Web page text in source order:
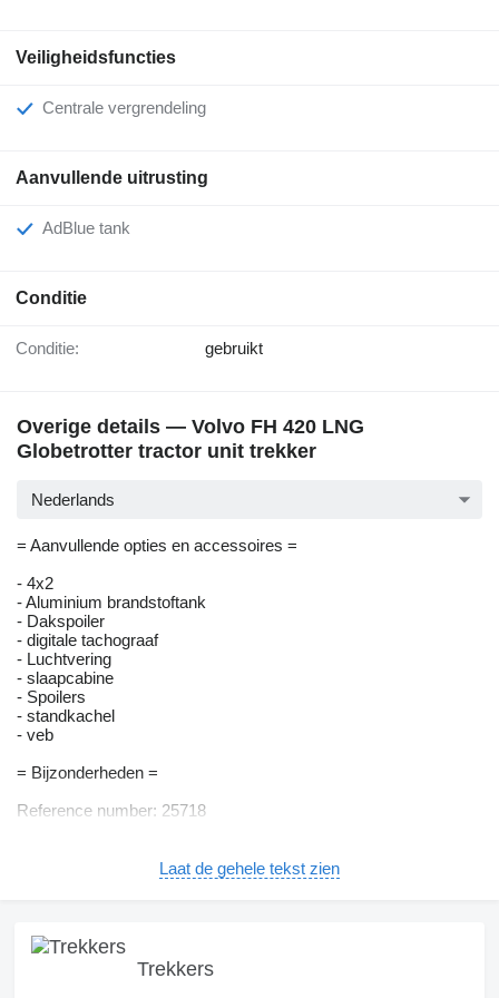
Veiligheidsfuncties
Centrale vergrendeling
Aanvullende uitrusting
AdBlue tank
Conditie
Conditie: gebruikt
Overige details — Volvo FH 420 LNG
Globetrotter tractor unit trekker
Nederlands
= Aanvullende opties en accessoires =
- 4x2
- Aluminium brandstoftank
- Dakspoiler
- digitale tachograaf
- Luchtvering
- slaapcabine
- Spoilers
- standkachel
- veb
= Bijzonderheden =
Reference number: 25718
• Equipped with a Webasto heater
• Fitted with a refrigerator
• Powered by a Euro 6C engine
Laat de gehele tekst zien
Trekkers